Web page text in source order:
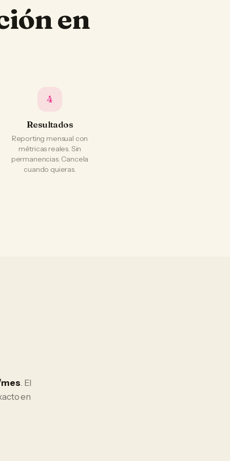
en
4
Resultados
Reporting mensual con
métricas reales. Sin
permanencias. Cancela
cuando quieras.
. El
en